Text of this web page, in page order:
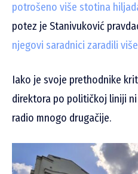
potrošeno više stotina
potez je Stanivuković
njegovi saradnici zaradili
Iako je svoje prethodnike
direktora po političkoj liniji
radio mnogo drugačije.